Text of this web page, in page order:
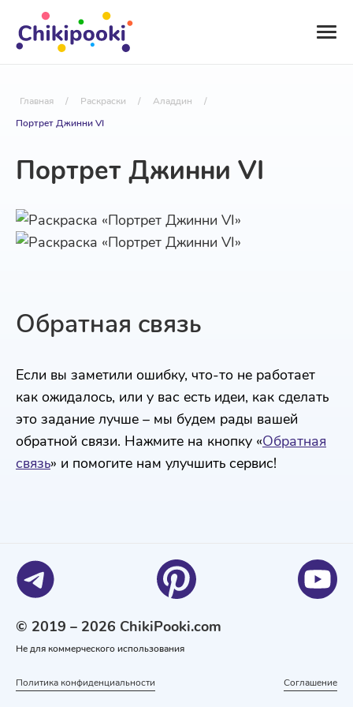
Главная / Раскраски / Аладдин
/
Портрет Джинни VI
Портрет Джинни VI
Обратная связь
Если вы заметили ошибку, что-то не работает
как ожидалось, или у вас есть идеи, как сделать
это задание лучше – мы будем рады вашей
обратной связи. Нажмите на кнопку «Обратная
связь» и помогите нам улучшить сервис!
© 2019 – 2026 ChikiPooki.com
Не для коммерческого использования
Политика конфиденциальности Соглашение